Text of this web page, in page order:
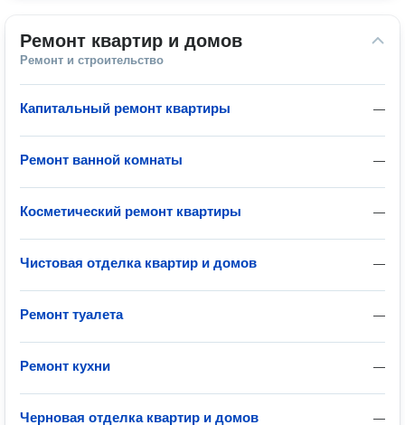
Ремонт квартир и домов
Ремонт и строительство
—
Капитальный ремонт квартиры
—
Ремонт ванной комнаты
—
Косметический ремонт квартиры
—
Чистовая отделка квартир и домов
—
Ремонт туалета
—
Ремонт кухни
—
Черновая отделка квартир и домов